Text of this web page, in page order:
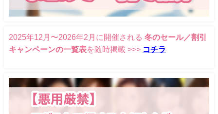
2025年12月〜2026年2月に開催される 冬のセール／割引
キャンペーンの一覧表を随時掲載 >>> コチラ